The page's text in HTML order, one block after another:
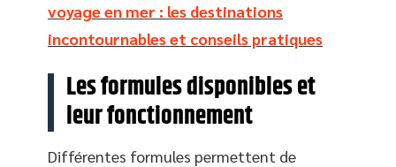
voyage en mer : les destinations
incontournables et conseils pratiques
Les formules disponibles et
leur fonctionnement
Différentes formules permettent de